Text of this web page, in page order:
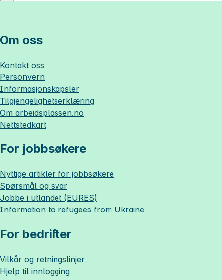
Om oss
Kontakt oss
Personvern
Informasjonskapsler
Tilgjengelighetserklæring
Om arbeidsplassen.no
Nettstedkart
For jobbsøkere
Nyttige artikler for jobbsøkere
Spørsmål og svar
Jobbe i utlandet (EURES)
Information to refugees from Ukraine
For bedrifter
Vilkår og retningslinjer
Hjelp til innlogging